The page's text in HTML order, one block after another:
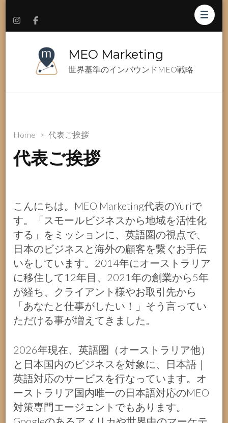
MEO Marketing
世界基準のインバウンドMEO戦略
Home > 代表ご挨拶
代表ご挨拶
こんにちは。MEO Marketing代表のYuriで
す。「スモールビジネスから地域を活性化
する」をミッションに、英語圏の視点で、
日本のビジネスと海外の顧客を繋ぐお手伝
いをしています。2014年にオーストラリア
に移住して12年目、2021年の創業から5年
が経ち、クライアント様やお取引先から
「あなたと仕事がしたい！」そう言ってい
ただける事が増えてきました。
2026年現在、英語圏（オーストラリア他）
と日本国内のビジネスを対象に、日本語｜
英語対応のサービスを行なっています。オ
ーストラリア国内唯一の日本語対応のMEO
対策専門エージェントでもあります。